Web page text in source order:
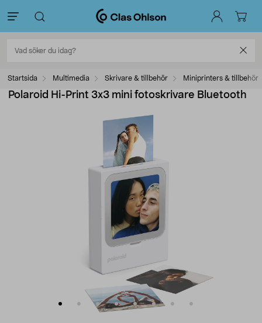
Startsida Multimedia Skrivare & tillbehör Miniprinters & tillbehör
Polaroid Hi-Print 3x3 mini fotoskrivare Bluetooth